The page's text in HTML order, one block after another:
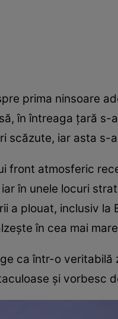
prima ninsoare
în întreaga țară s-
scăzute, iar asta s-
front atmosferic
în unele locuri
plouat, inclusiv la
în cea mai
ca într-o
și vorbesc